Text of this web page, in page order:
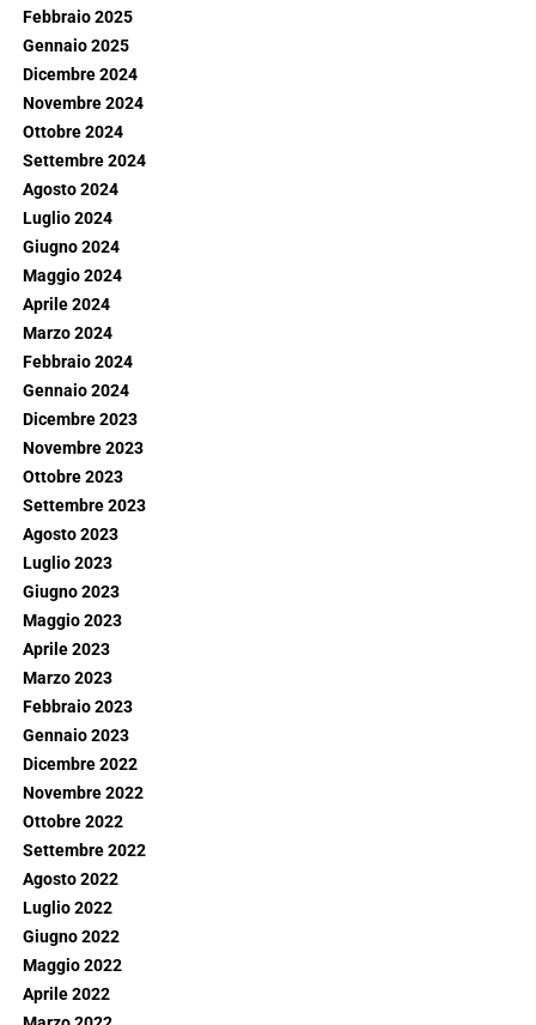
Febbraio 2025
Gennaio 2025
Dicembre 2024
Novembre 2024
Ottobre 2024
Settembre 2024
Agosto 2024
Luglio 2024
Giugno 2024
Maggio 2024
Aprile 2024
Marzo 2024
Febbraio 2024
Gennaio 2024
Dicembre 2023
Novembre 2023
Ottobre 2023
Settembre 2023
Agosto 2023
Luglio 2023
Giugno 2023
Maggio 2023
Aprile 2023
Marzo 2023
Febbraio 2023
Gennaio 2023
Dicembre 2022
Novembre 2022
Ottobre 2022
Settembre 2022
Agosto 2022
Luglio 2022
Giugno 2022
Maggio 2022
Aprile 2022